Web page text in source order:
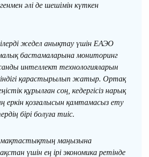
әлі де шешімін күткен
жедел анықтау үшін ЕАЭО
бастамаларына мониторинг
интеллект технологияларын
қарастырылып жатыр. Ортақ
құрылған соң, кедергісіз нарық
еркін қозғалысын қамтамасыз ету
бірі болуға тиіс.
маңызына
үшін ең ірі экономика ретінде